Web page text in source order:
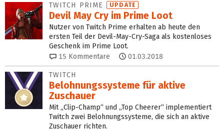
TWITCH PRIME UPDATE
Devil May Cry im Prime Loot
Nutzer von Twitch Prime erhalten ab heute den
ersten Teil der Devil-May-Cry-Saga als kostenloses
Geschenk im Prime Loot.
15 Kommentare 01.03.2018
TWITCH
Belohnungssysteme für aktive
Zuschauer
Mit „Clip-Champ“ und „Top Cheerer“ implementiert
Twitch zwei Belohnungssysteme, die sich an aktive
Zuschauer richten.